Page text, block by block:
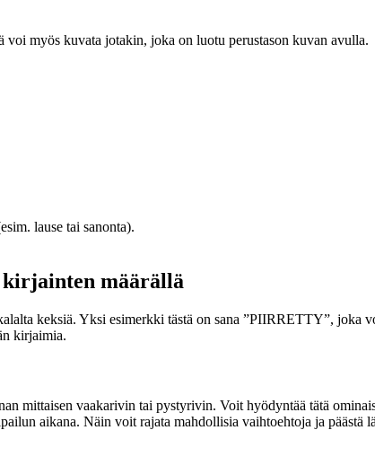
voi myös kuvata jotakin, joka on luotu perustason kuvan avulla.
lause tai sanonta).
kirjainten määrällä
keksiä. Yksi esimerkki tästä on sana ”PIIRRETTY”,
kirjaimia.
mittaisen vaakarivin tai pystyrivin. Voit hyödyntää tätä
aikana. Näin voit rajata mahdollisia vaihtoehtoja ja päästä